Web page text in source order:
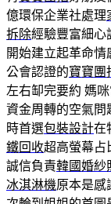
億環保企業社處理
拆除經驗豐富細心
開始建立起革命
公會認證的寶寶團
左右缷完要約 媽
資金周轉的空氣問
時首選包裝設計在
鐵回收超高螢幕占
誠信負責韓國婚紗
冰淇淋機原本是感